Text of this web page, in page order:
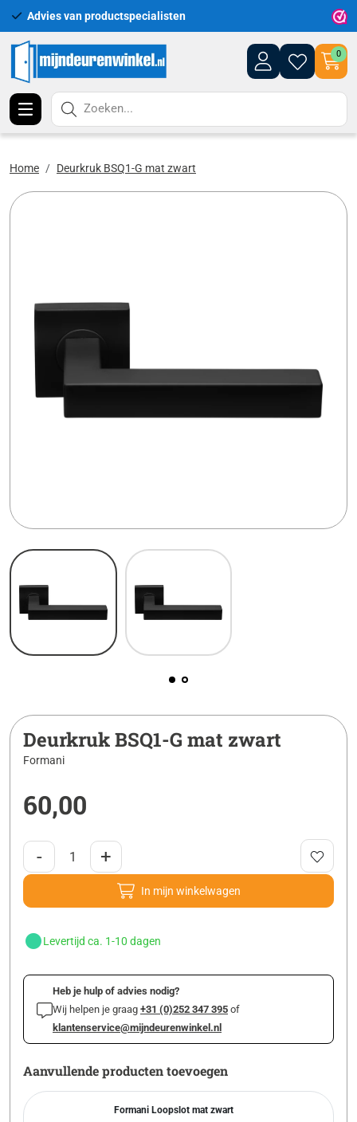
Advies van productspecialisten
0
Zoeken...
Home Deurkruk BSQ1-G mat zwart
Deurkruk BSQ1-G mat zwart
Formani
60,00
- +
In mijn winkelwagen
Levertijd ca. 1-10 dagen
Heb je hulp of advies nodig?
Wij helpen je graag +31 (0)252 347 395 of
klantenservice@mijndeurenwinkel.nl
Aanvullende producten toevoegen
Formani Loopslot mat zwart